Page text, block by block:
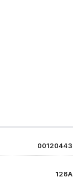
00120443
126А